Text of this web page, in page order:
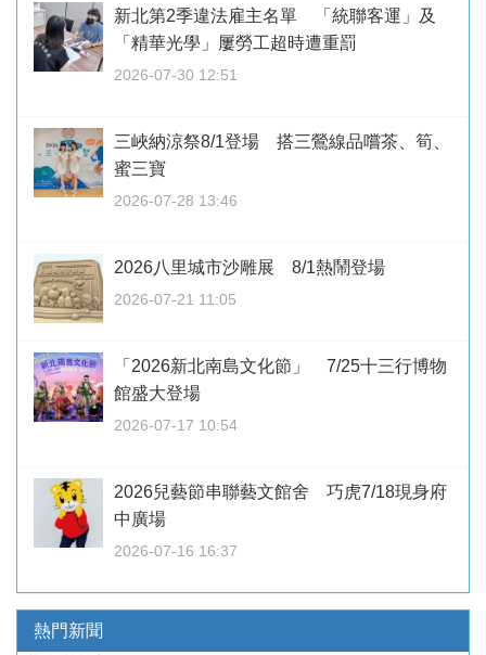
新北第2季違法雇主名單 「統聯客運」及
「精華光學」屢勞工超時遭重罰
2026-07-30 12:51
三峽納涼祭8/1登場 搭三鶯線品嚐茶、筍、
蜜三寶
2026-07-28 13:46
2026八里城市沙雕展 8/1熱鬧登場
2026-07-21 11:05
「2026新北南島文化節」 7/25十三行博物
館盛大登場
2026-07-17 10:54
2026兒藝節串聯藝文館舍 巧虎7/18現身府
中廣場
2026-07-16 16:37
熱門新聞